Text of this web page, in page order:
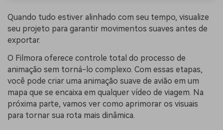
Quando tudo estiver alinhado com seu tempo, visualize
seu projeto para garantir movimentos suaves antes de
exportar.
O Filmora oferece controle total do processo de
animação sem torná-lo complexo. Com essas etapas,
você pode criar uma animação suave de avião em um
mapa que se encaixa em qualquer vídeo de viagem. Na
próxima parte, vamos ver como aprimorar os visuais
para tornar sua rota mais dinâmica.